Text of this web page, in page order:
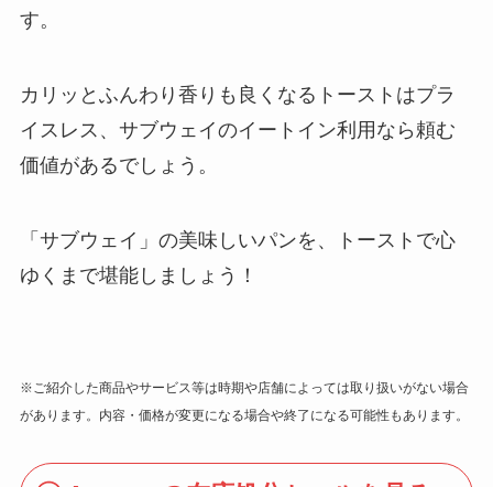
す。
カリッとふんわり香りも良くなるトーストはプラ
イスレス、サブウェイのイートイン利用なら頼む
価値があるでしょう。
「サブウェイ」の美味しいパンを、トーストで心
ゆくまで堪能しましょう！
※ご紹介した商品やサービス等は時期や店舗によっては取り扱いがない場合
があります。内容・価格が変更になる場合や終了になる可能性もあります。